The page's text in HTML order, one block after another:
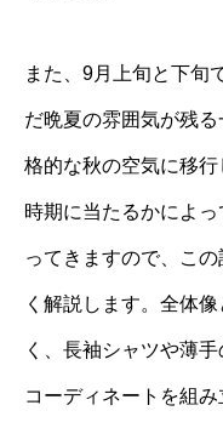
また、9月上旬と下旬
だ晩夏の雰囲気が残
格的な秋の空気に移
時期に当たるかによ
ってきますので、こ
く解説します。全体
く、長袖シャツや薄
コーディネートを組